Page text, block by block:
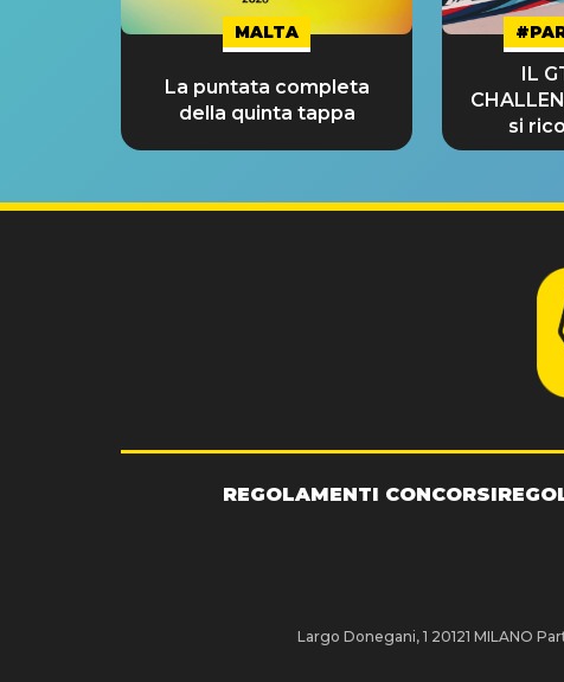
MALTA
La puntata completa
della quinta tappa
IL
si
REGOLAMENTI CONCORSI
Largo Donegani, 1 20121 MILANO